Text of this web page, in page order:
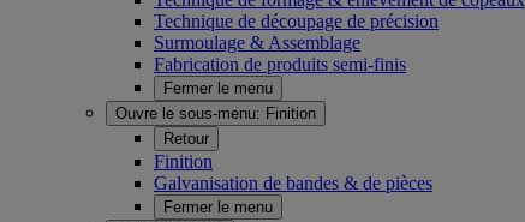
Technique de découpage de précision
Surmoulage & Assemblage
Fabrication de produits semi-finis
Fermer le menu
Ouvre le sous-menu: Finition
Retour
Finition
Galvanisation de bandes & de pièces
Fermer le menu